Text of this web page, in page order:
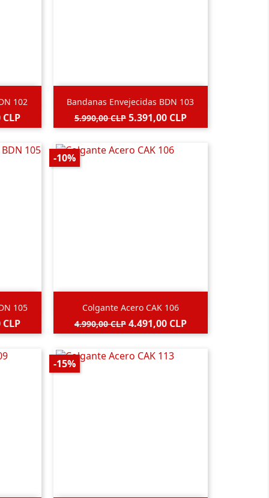
102 Bandanas Envejecidas BDN 103
Precio
base
5.990,00 CLP Precio
5.391,00 CLP
 Vista rápida
Gris
105 Colgante Acero CAK 106
Precio
base
4.990,00 CLP
-10%
Precio
4.491,00 CLP
 Vista rápida
-15%